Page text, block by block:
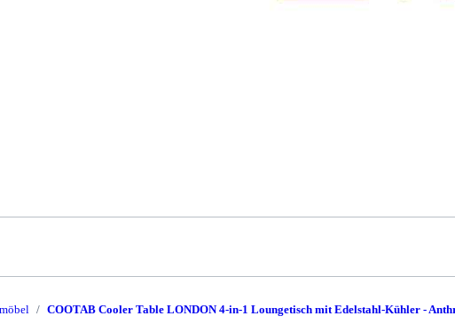
COOTAB Cooler Table LONDON 4-in-1 Loungetisch mit Edelstahl-Kühler -